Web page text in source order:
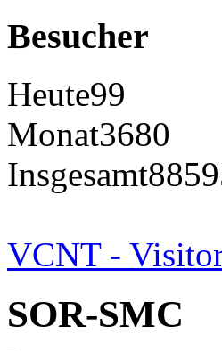
Besucher
Heute99
Monat3680
Insgesamt
VCNT -
SOR-SMC